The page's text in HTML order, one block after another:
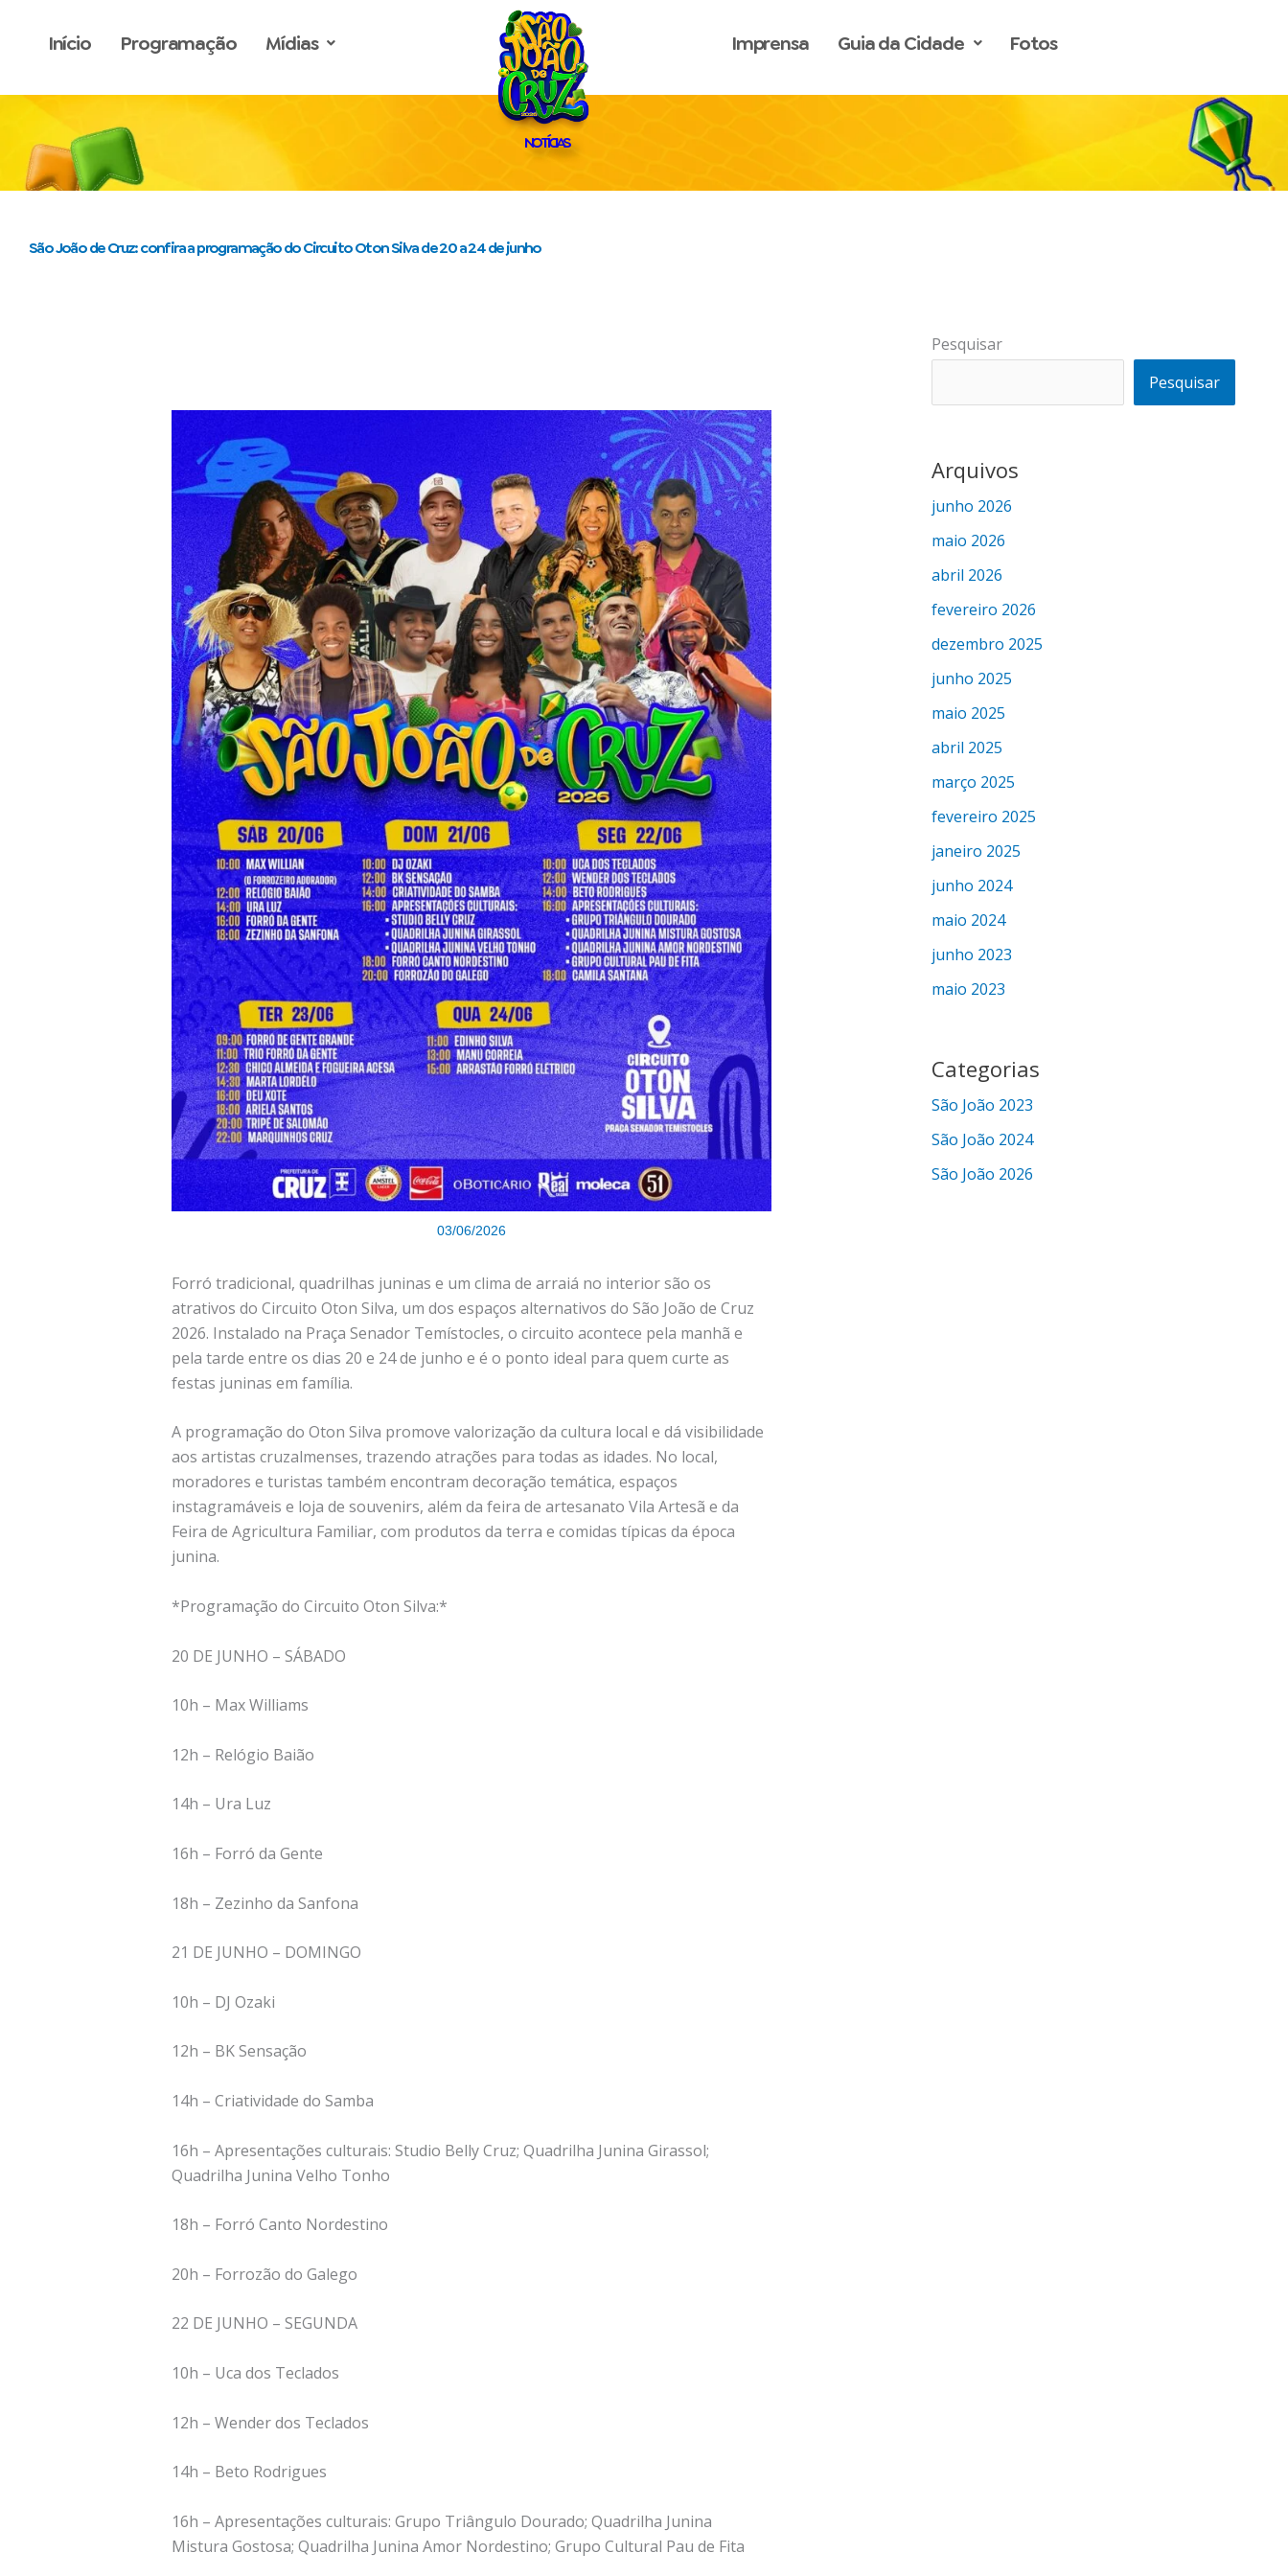
Início Programação Mídias Imprensa Guia da Cidade Fotos
NOTÍCIAS
São João de Cruz: confira a programação do Circuito Oton Silva de 20 a 24 de junho
03/06/2026
Forró tradicional, quadrilhas juninas e um clima de arraiá no interior são os
atrativos do Circuito Oton Silva, um dos espaços alternativos do São João de Cruz
2026. Instalado na Praça Senador Temístocles, o circuito acontece pela manhã e
pela tarde entre os dias 20 e 24 de junho e é o ponto ideal para quem curte as
festas juninas em família.
A programação do Oton Silva promove valorização da cultura local e dá visibilidade
aos artistas cruzalmenses, trazendo atrações para todas as idades. No local,
moradores e turistas também encontram decoração temática, espaços
instagramáveis e loja de souvenirs, além da feira de artesanato Vila Artesã e da
Feira de Agricultura Familiar, com produtos da terra e comidas típicas da época
junina.
*Programação do Circuito Oton Silva:*
20 DE JUNHO – SÁBADO
10h – Max Williams
12h – Relógio Baião
14h – Ura Luz
16h – Forró da Gente
18h – Zezinho da Sanfona
21 DE JUNHO – DOMINGO
10h – DJ Ozaki
12h – BK Sensação
14h – Criatividade do Samba
16h – Apresentações culturais: Studio Belly Cruz; Quadrilha Junina Girassol;
Quadrilha Junina Velho Tonho
18h – Forró Canto Nordestino
20h – Forrozão do Galego
22 DE JUNHO – SEGUNDA
10h – Uca dos Teclados
12h – Wender dos Teclados
14h – Beto Rodrigues
16h – Apresentações culturais: Grupo Triângulo Dourado; Quadrilha Junina
Mistura Gostosa; Quadrilha Junina Amor Nordestino; Grupo Cultural Pau de Fita
Pesquisar
Pesquisar
Arquivos
junho 2026
maio 2026
abril 2026
fevereiro 2026
dezembro 2025
junho 2025
maio 2025
abril 2025
março 2025
fevereiro 2025
janeiro 2025
junho 2024
maio 2024
junho 2023
maio 2023
Categorias
São João 2023
São João 2024
São João 2026